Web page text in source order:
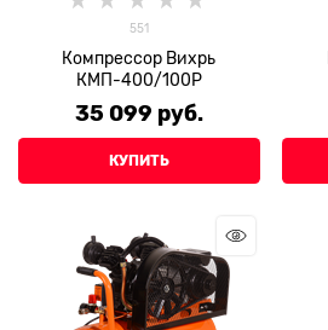
551
Компрессор Вихрь
КМП-400/100Р
35 099 руб.
КУПИТЬ